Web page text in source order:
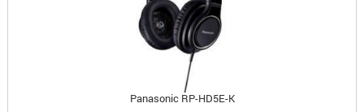
Panasonic RP-HD5E-K